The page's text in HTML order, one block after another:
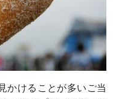
かけることが多いご当